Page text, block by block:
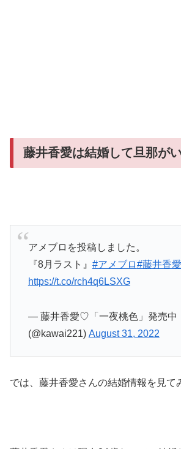
藤井香愛は結婚して旦那が
アメブロを投稿しました。
『8月ラスト』 #アメブロ#藤井香愛
https://t.co/rch4q6LSXG
— 藤井香愛♡「一夜桃色」発売中
(@kawai221) August 31, 2022
では、藤井香愛さんの結婚情報を見て